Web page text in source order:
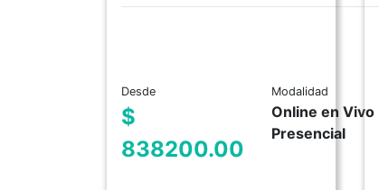
Desde
$
838200.00
Modalidad
Online en Vivo
Presencial